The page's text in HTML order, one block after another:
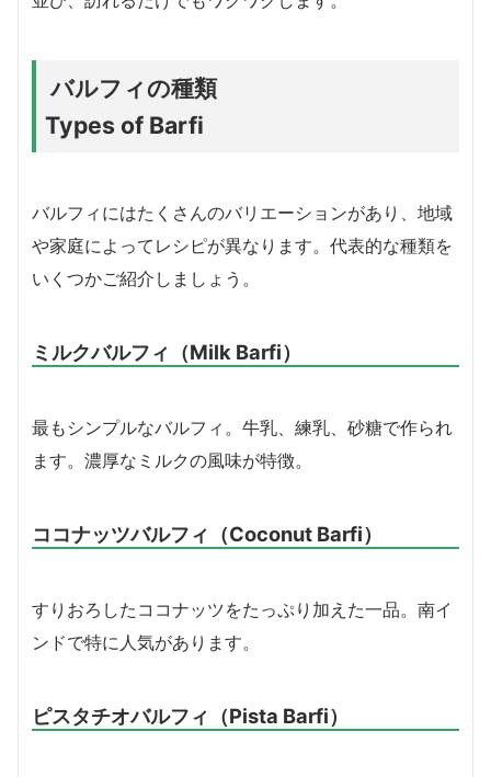
バルフィの種類
Types of Barfi
バルフィにはたくさんのバリエーションがあり、地域
や家庭によってレシピが異なります。代表的な種類を
いくつかご紹介しましょう。
ミルクバルフィ（Milk Barfi）
最もシンプルなバルフィ。牛乳、練乳、砂糖で作られ
ます。濃厚なミルクの風味が特徴。
ココナッツバルフィ（Coconut Barfi）
すりおろしたココナッツをたっぷり加えた一品。南イ
ンドで特に人気があります。
ピスタチオバルフィ（Pista Barfi）